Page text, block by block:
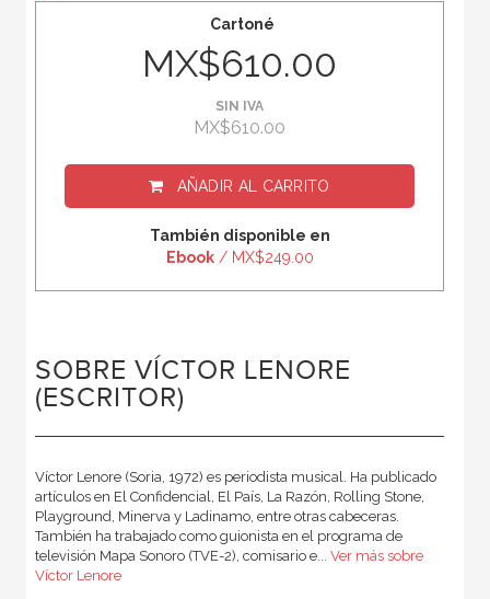
Cartoné
MX$610.00
SIN IVA
MX$610.00
AÑADIR AL CARRITO
También disponible en
Ebook/ MX$249.00
SOBRE VÍCTOR LENORE
(ESCRITOR)
Víctor Lenore (Soria, 1972) es periodista musical. Ha publicado
artículos en El Confidencial, El País, La Razón, Rolling Stone,
Playground, Minerva y Ladinamo, entre otras cabeceras.
También ha trabajado como guionista en el programa de
televisión Mapa Sonoro (TVE-2), comisario e... Ver más sobre
Víctor Lenore